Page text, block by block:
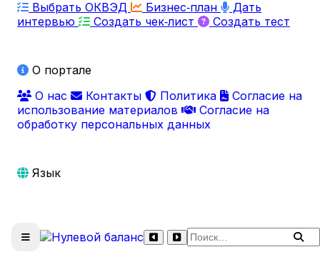
Выбрать ОКВЭД
Бизнес‑план
Дать
интервью
Создать чек‑лист Создать тест
О портале
О нас
Контакты Политика
Согласие на
использование материалов
Согласие на
обработку персональных данных
Язык
Поиск по сайту